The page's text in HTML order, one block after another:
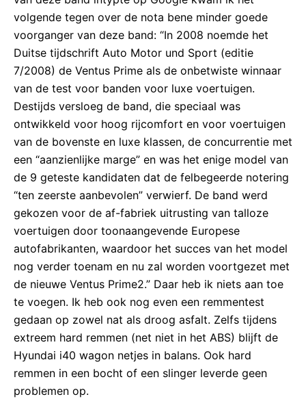
volgende tegen over de nota bene minder goede
voorganger van deze band: “In 2008 noemde het
Duitse tijdschrift Auto Motor und Sport (editie
7/2008) de Ventus Prime als de onbetwiste winnaar
van de test voor banden voor luxe voertuigen.
Destijds versloeg de band, die speciaal was
ontwikkeld voor hoog rijcomfort en voor voertuigen
van de bovenste en luxe klassen, de concurrentie met
een “aanzienlijke marge” en was het enige model van
de 9 geteste kandidaten dat de felbegeerde notering
“ten zeerste aanbevolen” verwierf. De band werd
gekozen voor de af-fabriek uitrusting van talloze
voertuigen door toonaangevende Europese
autofabrikanten, waardoor het succes van het model
nog verder toenam en nu zal worden voortgezet met
de nieuwe Ventus Prime2.” Daar heb ik niets aan toe
te voegen. Ik heb ook nog even een remmentest
gedaan op zowel nat als droog asfalt. Zelfs tijdens
extreem hard remmen (net niet in het ABS) blijft de
Hyundai i40 wagon netjes in balans. Ook hard
remmen in een bocht of een slinger leverde geen
problemen op.